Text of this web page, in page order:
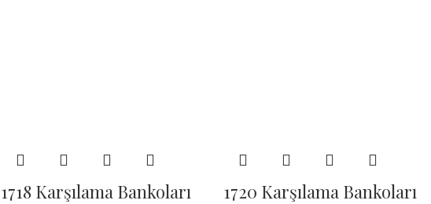
1718 Karşılama Bankoları 1720 Karşılama Bankoları